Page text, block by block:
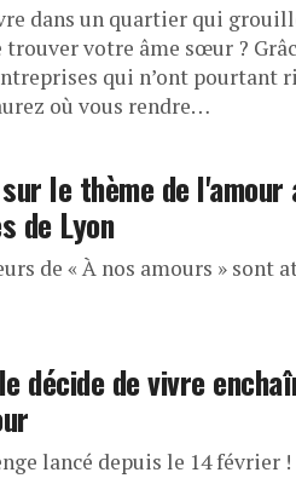
dans un quartier qui
votre âme sœur ?
qui n’ont pourtant
où vous rendre…
le thème de l'amour
de Lyon
de « À nos amours » sont
décide de vivre
lancé depuis le 14 février !